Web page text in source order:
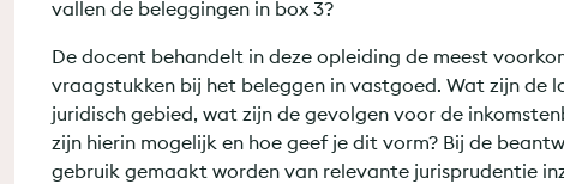
vallen de beleggingen in box 3?
De docent behandelt in deze opleiding de meest
vraagstukken bij het beleggen in vastgoed. Wat zijn de
juridisch gebied, wat zijn de gevolgen voor de
zijn hierin mogelijk en hoe geef je dit vorm? Bij de
gebruik gemaakt worden van relevante jurisprudentie